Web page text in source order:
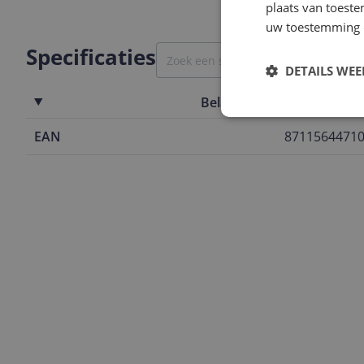
Specificaties
Belangrijkste kenmerken
EAN
plaats van
uw
DETAILS